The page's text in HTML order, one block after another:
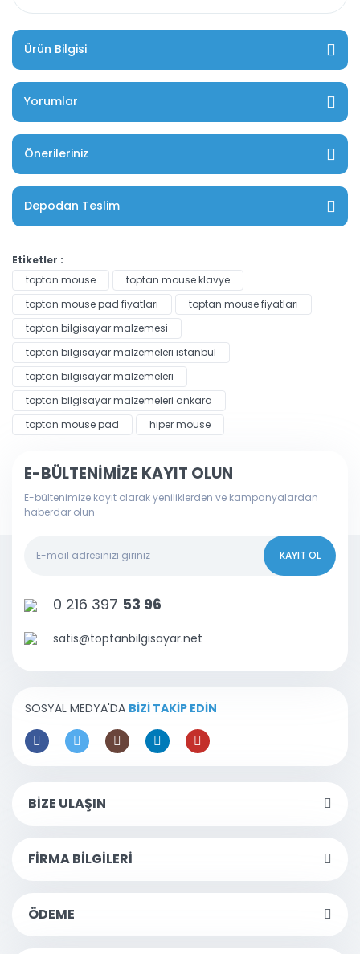
Ürün Bilgisi
Yorumlar
Önerileriniz
Depodan Teslim
Etiketler :
toptan mouse
toptan mouse klavye
toptan mouse pad fiyatları
toptan mouse fiyatları
toptan bilgisayar malzemesi
toptan bilgisayar malzemeleri istanbul
toptan bilgisayar malzemeleri
toptan bilgisayar malzemeleri ankara
toptan mouse pad
hiper mouse
E-BÜLTENİMİZE KAYIT OLUN
E-bültenimize kayıt olarak yeniliklerden ve kampanyalardan
haberdar olun
KAYIT OL
0 216 397 53 96
satis@toptanbilgisayar.net
SOSYAL MEDYA'DA BİZİ TAKİP EDİN
BİZE ULAŞIN
FİRMA BİLGİLERİ
ÖDEME